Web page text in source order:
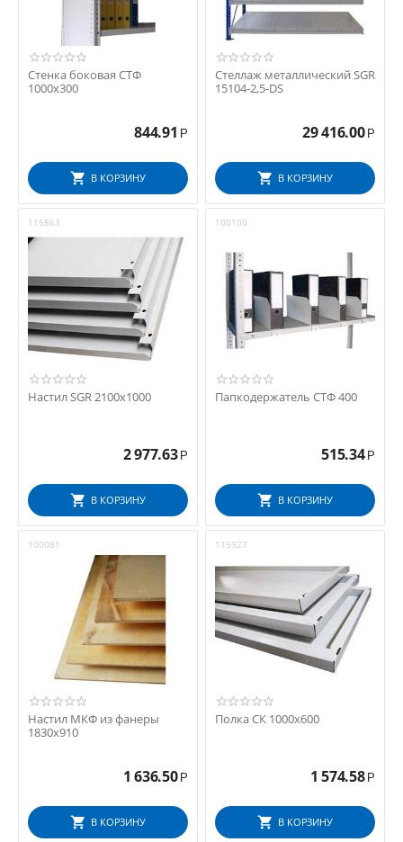
Стенка боковая СТФ
1000х300
844.91 Р
В КОРЗИНУ
Стеллаж металлический SGR
15104-2,5-DS
29 416.00 Р
В КОРЗИНУ
115863
Настил SGR 2100х1000
2 977.63 Р
В КОРЗИНУ
100100
Папкодержатель СТФ 400
515.34 Р
В КОРЗИНУ
100081
Настил МКФ из фанеры
1830х910
1 636.50 Р
В КОРЗИНУ
115927
Полка СК 1000x600
1 574.58 Р
В КОРЗИНУ